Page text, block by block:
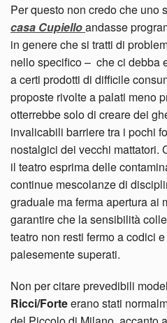
Per questo non credo che uno
casa Cupielloandasse
in genere che si tratti di
nello specifico – che ci debba
a certi prodotti di difficile
proposte rivolte a palati meno
otterrebbe solo di creare dei
invalicabili barriere tra i pochi
nostalgici dei vecchi mattatori.
il teatro esprima delle
continue mescolanze di
graduale ma ferma apertura ai
garantire che la sensibilità
teatro non resti fermo a codici
palesemente superati.
Non per citare prevedibili
Ricci/Forteerano stati